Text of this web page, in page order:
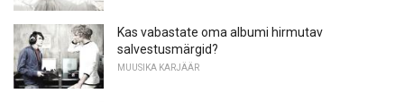
Kas vabastate oma albumi hirmutav
salvestusmärgid?
MUUSIKA KARJÄÄR